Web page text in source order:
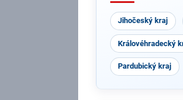
Jihočeský kraj
Královéhradecký
Pardubický kraj